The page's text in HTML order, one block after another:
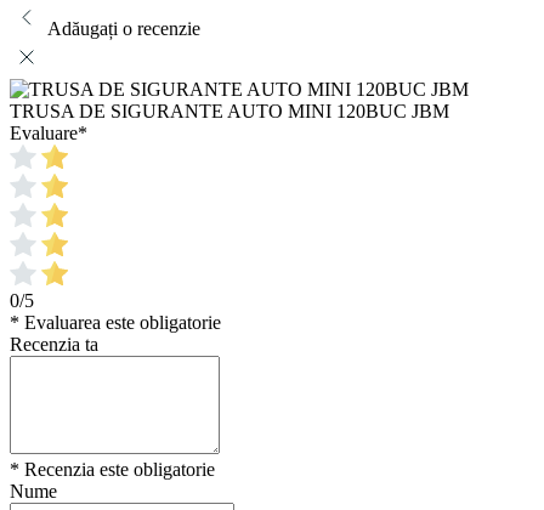
Adăugați o recenzie
TRUSA DE SIGURANTE AUTO MINI 120BUC JBM
Evaluare*
0/5
* Evaluarea este obligatorie
Recenzia ta
* Recenzia este obligatorie
Nume